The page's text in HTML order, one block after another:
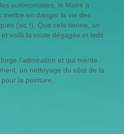
autonomistes, le Maire a
mettre en danger la vie des
(sic !). Que cela tienne, un
voilà la route dégagée et ledit
l’admiration et qui mérite
un nettoyage du côté de la
la peinture.